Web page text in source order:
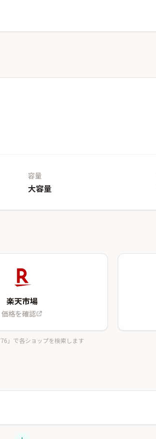
容量
大容量
楽天市場
価格を確認
」で各ショップを検索します